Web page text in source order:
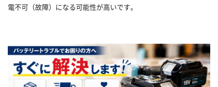
電不可（故障）になる可能性が高いです。